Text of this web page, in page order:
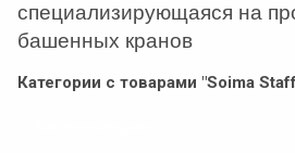
специализирующаяся на
башенных кранов
Категории с товарами "Soima